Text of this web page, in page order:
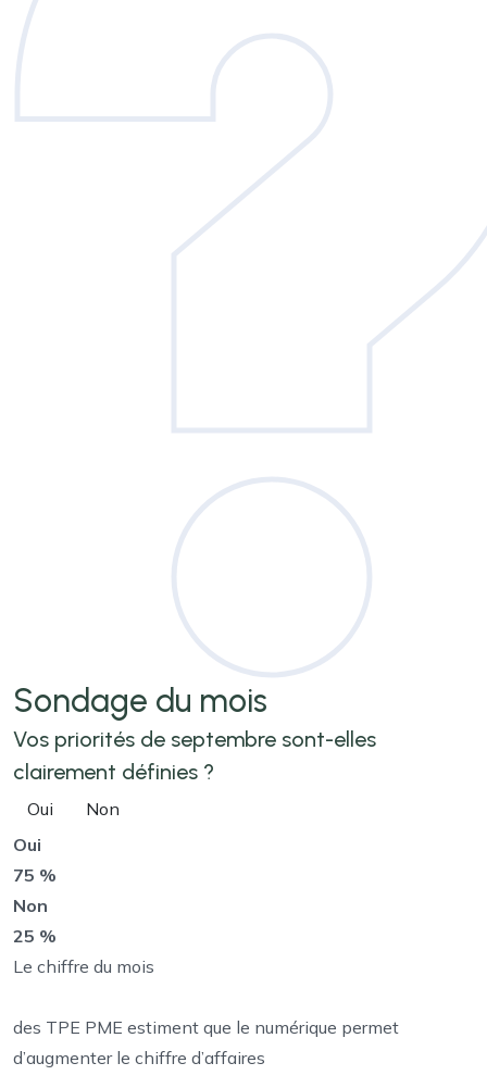
Sondage du mois
Vos priorités de septembre sont-elles
clairement définies ?
Oui
Non
Oui
75 %
Non
25 %
Le chiffre du mois
des TPE PME estiment que le numérique permet
d’augmenter le chiffre d’affaires